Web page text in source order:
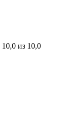
10,0 из 10,0